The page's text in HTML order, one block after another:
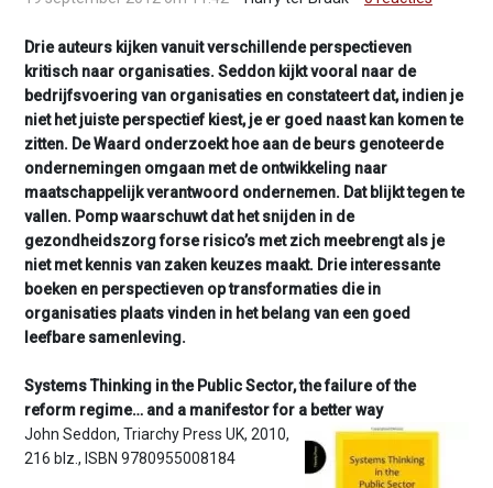
g
a
t
o
n
J
u
m
p
t
o
a
n
c
Drie auteurs kijken vanuit verschillende perspectieven
kritisch naar organisaties. Seddon kijkt vooral naar de
bedrijfsvoering van organisaties en constateert dat, indien je
niet het juiste perspectief kiest, je er goed naast kan komen te
zitten. De Waard onderzoekt hoe aan de beurs genoteerde
ondernemingen omgaan met de ontwikkeling naar
maatschappelijk verantwoord ondernemen. Dat blijkt tegen te
vallen. Pomp waarschuwt dat het snijden in de
gezondheidszorg forse risico’s met zich meebrengt als je
niet met kennis van zaken keuzes maakt. Drie interessante
boeken en perspectieven op transformaties die in
organisaties plaats vinden in het belang van een goed
leefbare samenleving.
Systems Thinking in the Public Sector, the failure of the
reform regime… and a manifestor for a better way
John Seddon, Triarchy Press UK, 2010,
216 blz., ISBN 9780955008184